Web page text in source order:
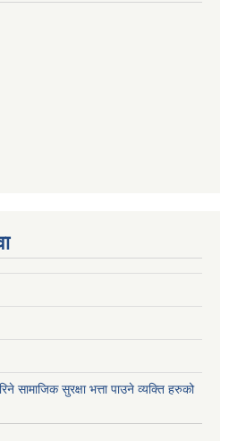
सामाजिक सुरक्षा भत्ता पाउने व्यक्ति हरुको